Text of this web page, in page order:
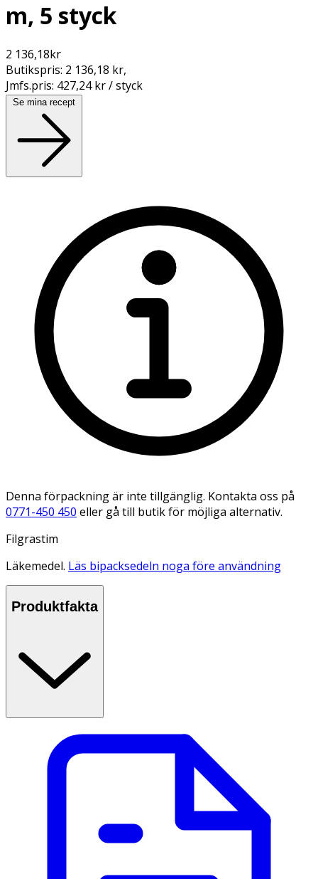
m, 5 styck
2 136,18kr
Butikspris: 2 136,18 kr,
Jmfs.pris: 427,24 kr / styck
Se mina recept
Denna förpackning är inte tillgänglig. Kontakta oss på
0771-450 450 eller gå till butik för möjliga alternativ.
Filgrastim
Läkemedel. Läs bipacksedeln noga före användning
Produktfakta